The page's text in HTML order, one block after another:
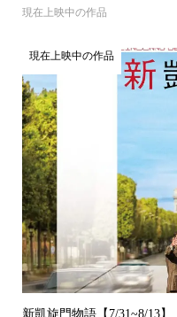
現在上映中の作品
現在上映中の作品
新凱旋門物語【7/31~8/13】